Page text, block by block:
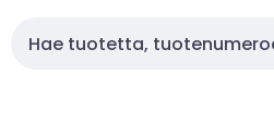
Haku